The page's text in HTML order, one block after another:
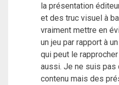
la présentation
et des truc visuel à
vraiment mettre en
un jeu par rapport à
qui peut le rapprocher
aussi. Je ne suis
contenu mais des